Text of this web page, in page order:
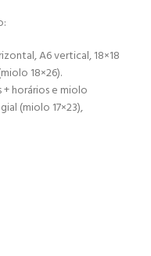
A6 vertical, 18×18
18×26).
horários e miolo
(miolo 17×23),